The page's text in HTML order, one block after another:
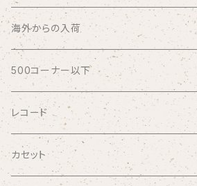
ABSOLUTE LOSERS
AFRICA
AGU
AIRCRAFT
海外からの入荷
500コーナー以下
レコード
カセット